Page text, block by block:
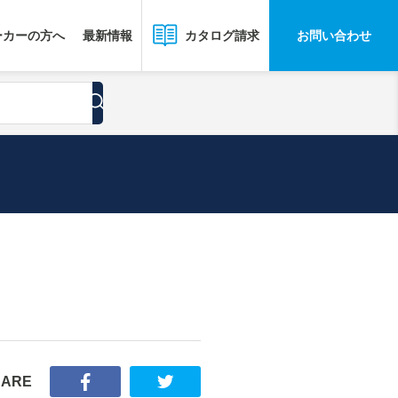
ーの方へ 最新情報 カタログ請求 お問い合わせ